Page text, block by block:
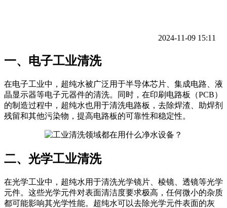
2024-11-09 15:11
一、电子工业清洗
在电子工业中，超纯水被广泛用于半导体芯片、集成电路、液
晶显示器等电子元器件的清洗。同时，在印刷电路板（PCB）
的制造过程中，超纯水也用于清洗电路板，去除焊渣、助焊剂
残留和其他污染物，提高电路板的可靠性和稳定性。
二、光学工业清洗
在光学工业中，超纯水用于清洗光学镜片、棱镜、透镜等光学
元件。这些光学元件对表面清洁度要求极高，任何微小的杂质
都可能影响其光学性能。超纯水可以去除光学元件表面的灰